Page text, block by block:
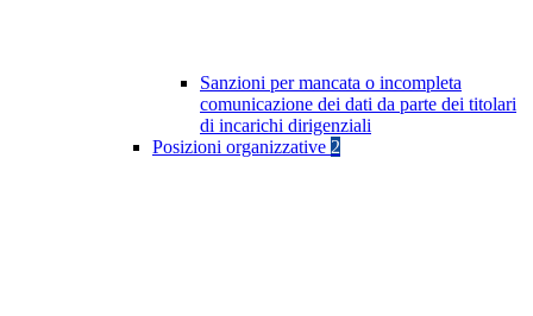
Sanzioni per mancata o incompleta
comunicazione dei dati da parte dei titolari
di incarichi dirigenziali
Posizioni organizzative 2